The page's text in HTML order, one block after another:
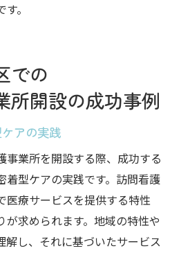
。
での
所開設の成功事例
アの実践
事業所を開設する際、成功する
着型ケアの実践です。訪問看護
医療サービスを提供する特性
が求められます。地域の特性や
解し、それに基づいたサービス